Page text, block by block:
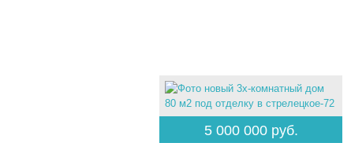
5 000 000 руб.